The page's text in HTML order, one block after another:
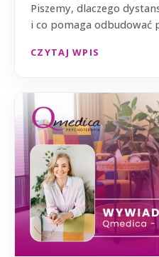
Piszemy, dlaczego
i co pomaga odbudować
CZYTAJ WPIS